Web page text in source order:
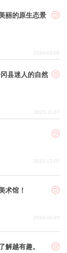
丽的原生态景
2024-03-06
县迷人的自然
2023-11-07
2021-12-07
术馆！
2024-02-20
解越有趣。